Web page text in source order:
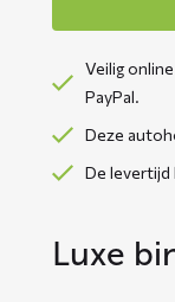
Veilig
PayPal.
Deze
De levertijd
Luxe